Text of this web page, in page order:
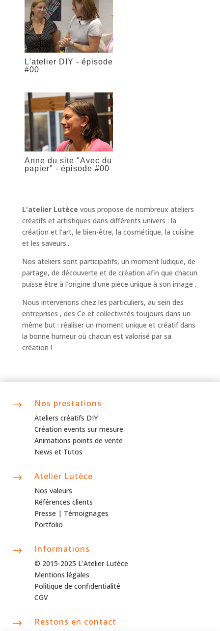
L'atelier DIY - épisode
#00
Anne du site "Avec du
papier" - épisode #00
L'atelier Lutèce vous propose de nombreux ateliers
créatifs et artistiques dans différents univers : la
création et l'art, le bien-être, la cosmétique, la cuisine
et les saveurs...
Nos ateliers sont participatifs, un moment ludique, de
partage, de découverte et de création afin que chacun
puisse être à l'origine d'une pièce unique à son image .
Nous intervenons chez les particuliers, au sein des
entreprises , des Ce et collectivités toujours dans un
même but : réaliser un moment unique et créatif dans
la bonne humeur où chacun est valorisé par sa
création !
$ Nos prestations
Ateliers créatifs DIY
Création events sur mesure
Animations points de vente
News et Tutos
$ Atelier Lutèce
Nos valeurs
Références clients
Presse | Témoignages
Portfolio
$ Informations
© 2015-2025 L'Atelier Lutèce
Mentions légales
Politique de confidentialité
CGV
$ Restons en contact